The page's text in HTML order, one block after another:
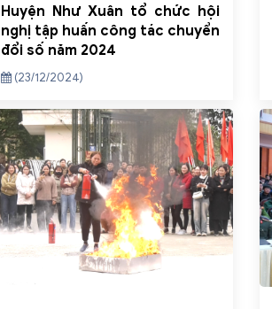
Huyện Như Xuân tổ chức hội
nghị tập huấn công tác chuyển
đổi số năm 2024
(23/12/2024)